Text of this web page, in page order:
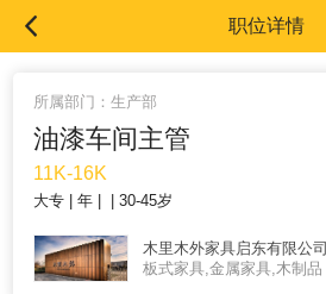
职位详情
所属部门：生产部
油漆车间主管
11K-16K
大专 年 30-45岁
木里木外家具启东有限公司
板式家具,金属家具,木制品